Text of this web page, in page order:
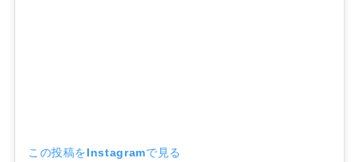
この投稿をInstagramで見る